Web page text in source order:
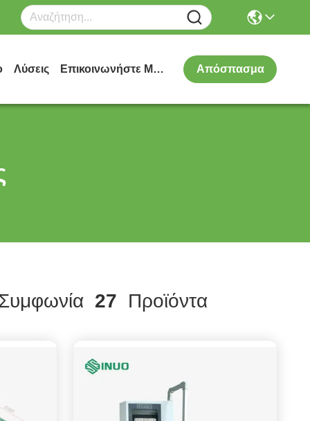
Λύσεις Επικοινωνήστε Μαζί Μας Απόσπασμα
27 Προϊόντα